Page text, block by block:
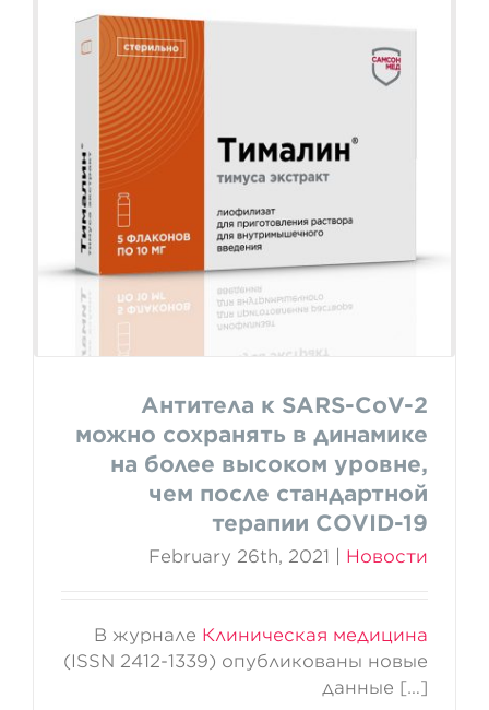
Антитела к SARS-CoV-2
можно сохранять в
динамике на более высоком
уровне, чем после
стандартной терапии
COVID-19
Антитела к SARS-CoV-2
можно сохранять в динамике
на более высоком уровне,
чем после стандартной
терапии COVID-19
February 26th, 2021 Новости
В журнале Клиническая медицина
(ISSN 2412-1339) опубликованы новые
данные […]